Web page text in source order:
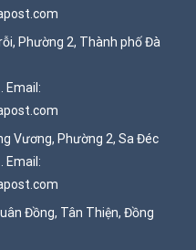
Phường 2, Thành phố Đà
Email:
Vương, Phường 2, Sa Đéc
Email:
Đồng, Tân Thiện, Đồng